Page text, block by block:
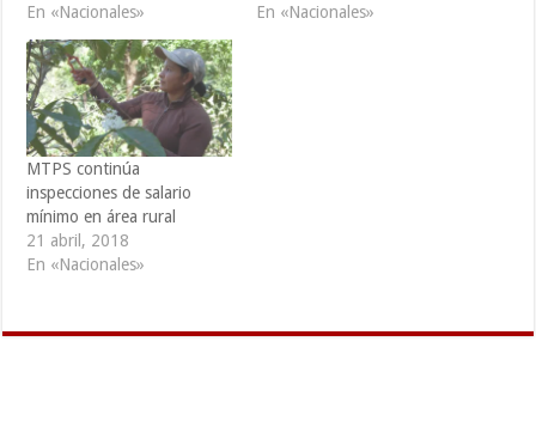
En «Nacionales»
En «Nacionales»
MTPS continúa
inspecciones de salario
mínimo en área rural
21 abril, 2018
En «Nacionales»